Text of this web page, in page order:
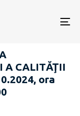
A CALITĂŢII
ora